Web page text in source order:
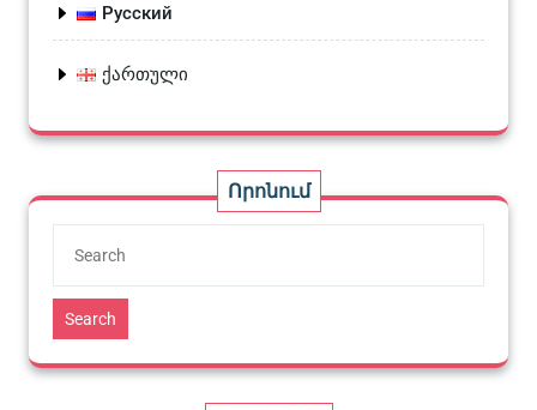
Русский
ქართული
Որոնում
Search